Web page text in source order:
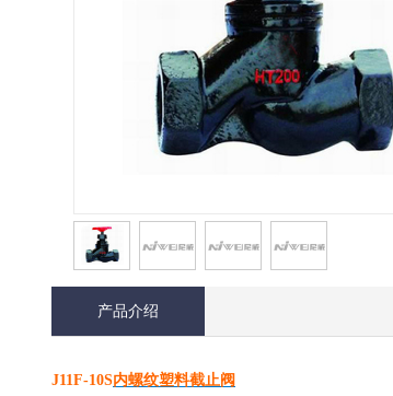
产品介绍
J11F-10S内螺纹塑料截止阀